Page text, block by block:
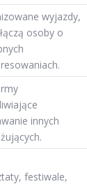
wyjazdy,
osoby o
innych
festiwale,